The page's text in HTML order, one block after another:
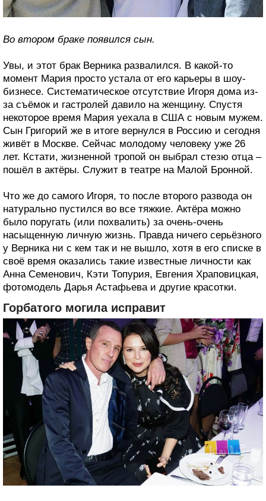
Во втором браке появился сын.
Увы, и этот брак Верника развалился. В какой-то
момент Мария просто устала от его карьеры в шоу-
бизнесе. Систематическое отсутствие Игоря дома из-
за съёмок и гастролей давило на женщину. Спустя
некоторое время Мария уехала в США с новым мужем.
Сын Григорий же в итоге вернулся в Россию и сегодня
живёт в Москве. Сейчас молодому человеку уже 26
лет. Кстати, жизненной тропой он выбрал стезю отца –
пошёл в актёры. Служит в театре на Малой Бронной.
Что же до самого Игоря, то после второго развода он
натурально пустился во все тяжкие. Актёра можно
было поругать (или похвалить) за очень-очень
насыщенную личную жизнь. Правда ничего серьёзного
у Верника ни с кем так и не вышло, хотя в его списке в
своё время оказались такие известные личности как
Анна Семенович, Кэти Топурия, Евгения Храповицкая,
фотомодель Дарья Астафьева и другие красотки.
Горбатого могила исправит